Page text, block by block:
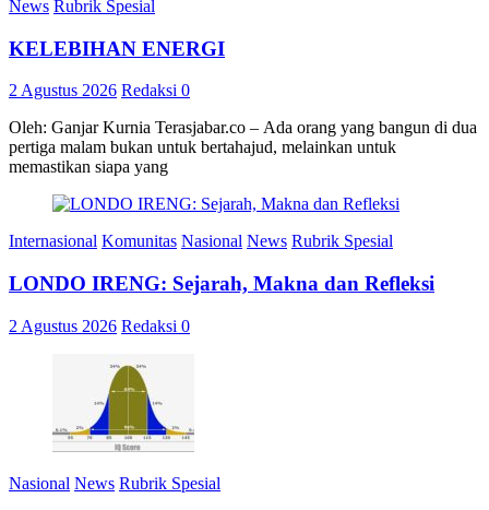
News Rubrik Spesial
KELEBIHAN ENERGI
2 Agustus 2026 Redaksi 0
Oleh: Ganjar Kurnia Terasjabar.co – Ada orang yang bangun di dua
pertiga malam bukan untuk bertahajud, melainkan untuk
memastikan siapa yang
Internasional Komunitas Nasional News Rubrik Spesial
LONDO IRENG: Sejarah, Makna dan Refleksi
2 Agustus 2026 Redaksi 0
Nasional News Rubrik Spesial